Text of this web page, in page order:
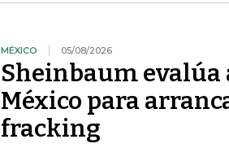
MÉXICO 05/08/2026
Sheinbaum evalúa
México para
fracking